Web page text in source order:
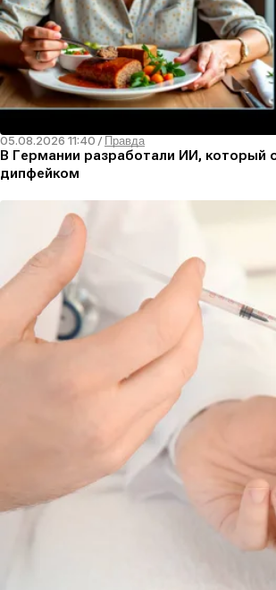
05.08.2026 11:40 / Правда
В Германии разработали ИИ, который
дипфейком